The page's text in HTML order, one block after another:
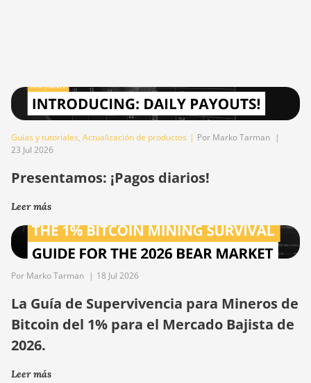
Guías y tutoriales, Actualización de productos | Por Marko Tarman |
23 Jul 2026
Presentamos: ¡Pagos diarios!
Leer más
Por Marko Tarman | 18 Jul 2026
La Guía de Supervivencia para Mineros de
Bitcoin del 1% para el Mercado Bajista de
2026.
Leer más